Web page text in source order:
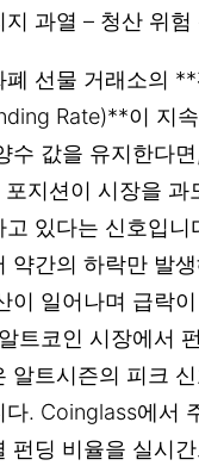
지 과열 – 청산 위험
폐 선물 거래소의 **
Rate)**이 지
수 값을 유지한다
포지션이 시장을 과
고 있다는 신호입니
약간의 하락만 발
이 일어나며 급락
트코인 시장에서
알트시즌의 피크
다. Coinglass에서
펀딩 비율을 실시